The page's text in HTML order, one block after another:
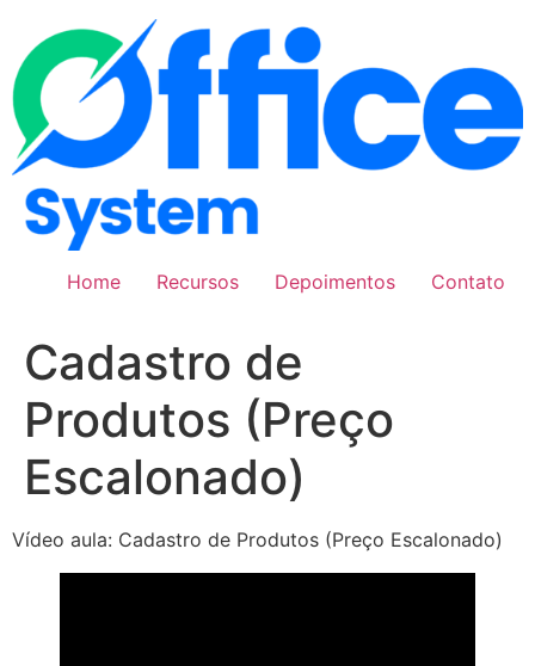
para
conteúdo
Home Recursos Depoimentos Contato
Cadastro de
Produtos (Preço
Escalonado)
Vídeo aula: Cadastro de Produtos (Preço Escalonado)